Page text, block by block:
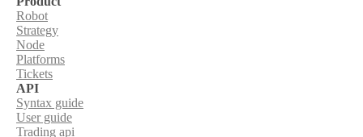
Robot
Strategy
Node
Platforms
Tickets
API
Syntax guide
User guide
Trading api